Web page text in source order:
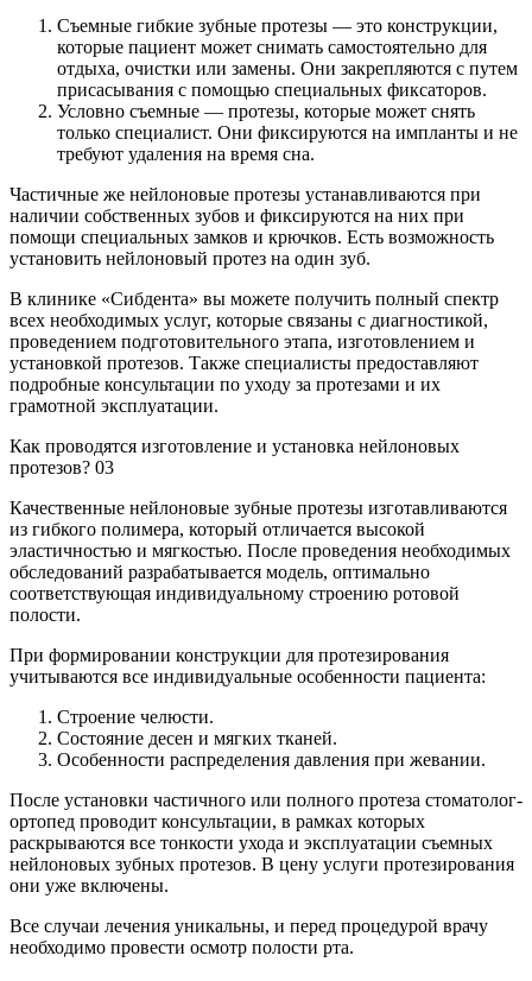
Съемные гибкие зубные протезы — это конструкции,
которые пациент может снимать самостоятельно для
отдыха, очистки или замены. Они закрепляются с путем
присасывания с помощью специальных фиксаторов.
Условно съемные — протезы, которые может снять
только специалист. Они фиксируются на импланты и не
требуют удаления на время сна.
Частичные же нейлоновые протезы устанавливаются при
наличии собственных зубов и фиксируются на них при
помощи специальных замков и крючков. Есть возможность
установить нейлоновый протез на один зуб.
В клинике «Сибдента» вы можете получить полный спектр
всех необходимых услуг, которые связаны с диагностикой,
проведением подготовительного этапа, изготовлением и
установкой протезов. Также специалисты предоставляют
подробные консультации по уходу за протезами и их
грамотной эксплуатации.
Как проводятся изготовление и установка нейлоновых
протезов? 03
Качественные нейлоновые зубные протезы изготавливаются
из гибкого полимера, который отличается высокой
эластичностью и мягкостью. После проведения необходимых
обследований разрабатывается модель, оптимально
соответствующая индивидуальному строению ротовой
полости.
При формировании конструкции для протезирования
учитываются все индивидуальные особенности пациента:
Строение челюсти.
Состояние десен и мягких тканей.
Особенности распределения давления при жевании.
После установки частичного или полного протеза стоматолог-
ортопед проводит консультации, в рамках которых
раскрываются все тонкости ухода и эксплуатации съемных
нейлоновых зубных протезов. В цену услуги протезирования
они уже включены.
Все случаи лечения уникальны, и перед процедурой врачу
необходимо провести осмотр полости рта.